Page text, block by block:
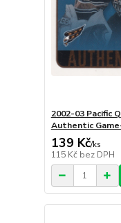
2002-03 Pacific
Authentic
139 Kč/ks
115 Kč bez DPH